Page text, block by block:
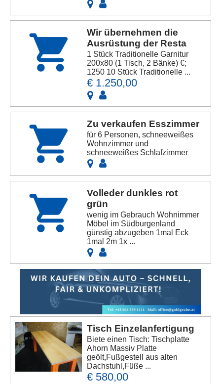
Wir übernehmen die
Ausrüstung der Resta
1 Stück Traditionelle Garnitur
200x80 (1 Tisch, 2 Bänke) €;
1250 10 Stück Traditionelle ...
€ 1.250,00
Zu verkaufen Esszimmer
für 6 Personen, schneeweißes
Wohnzimmer und
schneeweißes Schlafzimmer
Volleder dunkles rot
grün
wenig im Gebrauch Wohnimmer
Möbel im Südburgenland
günstig abzugeben 1mal Eck
1mal 2m 1x ...
Tisch Einzelanfertigung
Biete einen Tisch: Tischplatte
Ahorn Massiv Platte
geölt,Fußgestell aus alten
Dachstuhl,Füße ...
€ 580,00